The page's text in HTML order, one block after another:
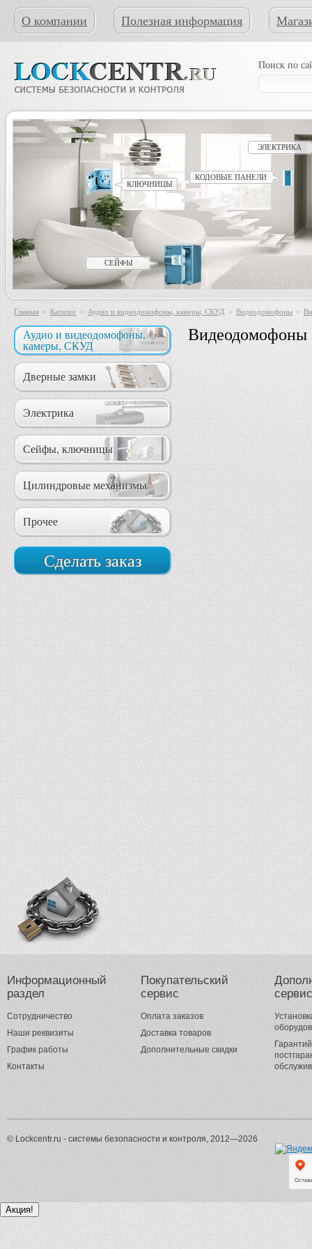
О компании Полезная информация
Поиск по
ЭЛЕКТРИКА
КЛЮЧНИЦЫ
КОДОВЫЕ ПАНЕЛИ
СЕЙФЫ
Главная > Каталог > Аудио и видеодомофоны, камеры, СКУД > Видеодомофоны >
Видеодомофоны
Аудио и видеодомофоны,
камеры, СКУД
Дверные замки
Электрика
Сейфы, ключницы
Цилиндровые механизмы
Прочее
Сделать заказ
Информационный
раздел
Сотрудничество
Наши реквизиты
График работы
Контакты
Покупательский
сервис
Оплата заказов
Доставка товаров
Дополнительные скидки
сервис
© Lockcentr.ru - системы безопасности и контроля, 2012—2026
Акция!